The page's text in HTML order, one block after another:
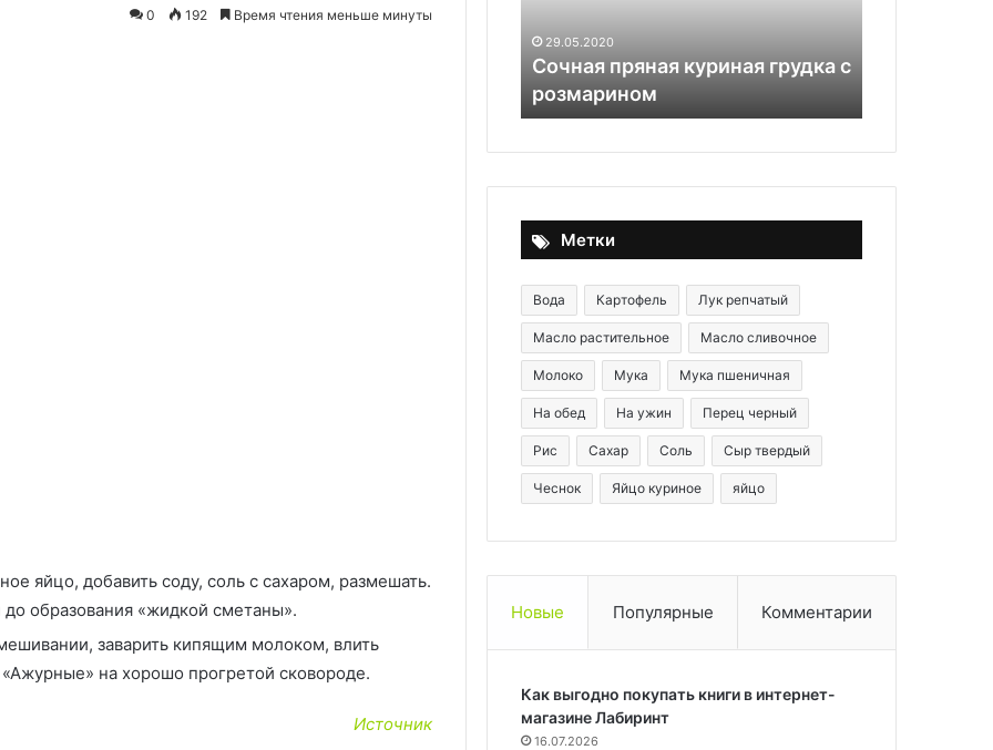
0 192 Время чтения меньше минуты
яйцо, добавить соду, соль с сахаром, размешать.
образования «жидкой сметаны».
заварить кипящим молоком, влить
на хорошо прогретой сковороде.
Источник
на молоке с
29.05.2020
Сочная пряная куриная грудка с
розмарином
что
жизнь
овощечисткой
Метки
Вода Картофель Лук репчатый
Масло растительное Масло сливочное
Молоко Мука Мука пшеничная
На обед На ужин Перец черный
Рис Сахар Соль Сыр твердый
Чеснок Яйцо куриное яйцо
Новые Популярные Комментарии
Как выгодно покупать книги в интернет-
магазине Лабиринт
16.07.2026